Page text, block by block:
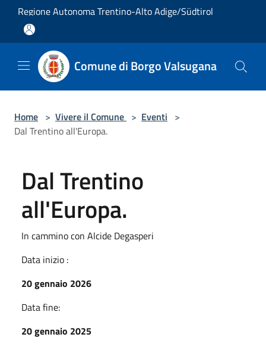
Salta al contenuto principale
Regione Autonoma Trentino-Alto Adige/Südtirol
Comune di Borgo Valsugana
Home > Vivere il Comune > Eventi >
Dal Trentino all'Europa.
Dal Trentino
all'Europa.
In cammino con Alcide Degasperi
Data inizio :
20 gennaio 2026
Data fine:
20 gennaio 2025